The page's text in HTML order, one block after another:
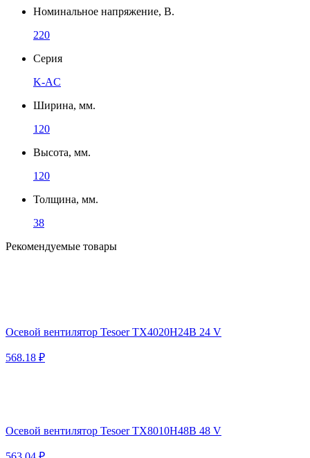
Номинальное напряжение, В.
220
Серия
K-AC
Ширина, мм.
120
Высота, мм.
120
Толщина, мм.
38
Рекомендуемые товары
Осевой вентилятор Tesoer TX4020H24B 24 V
568.18 ₽
Осевой вентилятор Tesoer TX8010H48B 48 V